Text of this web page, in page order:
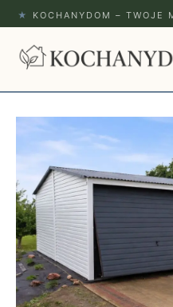
★ KOCHANYDOM – TWOJE